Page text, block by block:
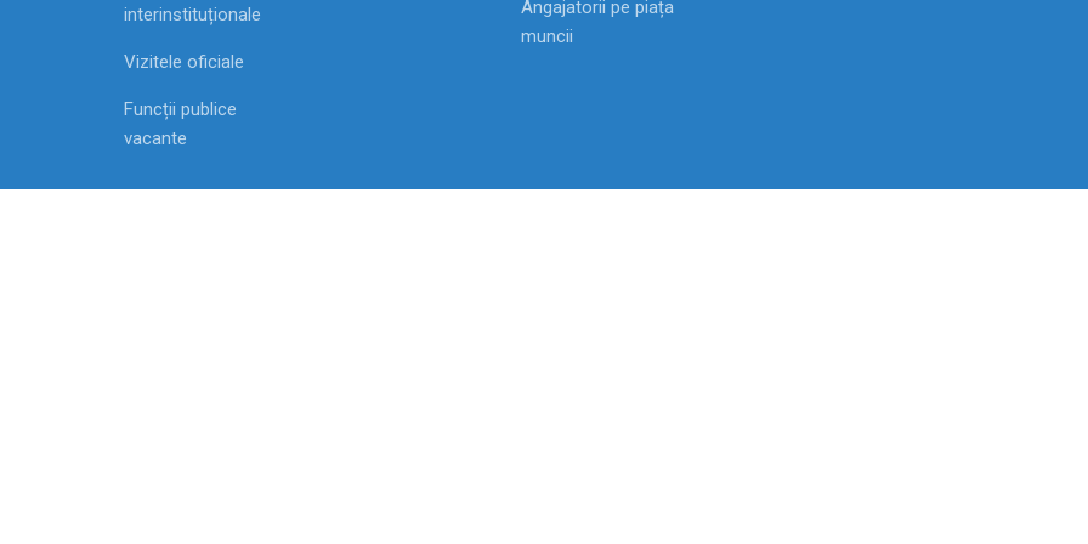
interinstituționale
Vizitele oficiale
Funcții publice
vacante
Angajatorii pe piața
muncii